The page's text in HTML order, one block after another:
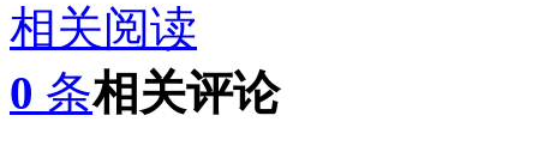
相关阅读
0 条相关评论